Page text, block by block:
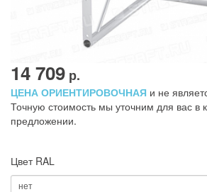
14 709 р.
ЦЕНА ОРИЕНТИРОВОЧНАЯ и не
Точную стоимость мы уточним для вас в
предложении.
Цвет RAL
нет